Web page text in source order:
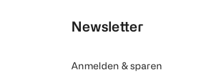
Newsletter
Anmelden & sparen